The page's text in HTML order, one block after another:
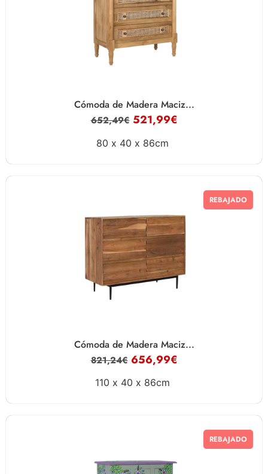
Cómoda de Madera Maciz...
652,49€ 521,99€
80 x 40 x 86cm
REBAJADO
Cómoda de Madera Maciz...
821,24€ 656,99€
110 x 40 x 86cm
REBAJADO